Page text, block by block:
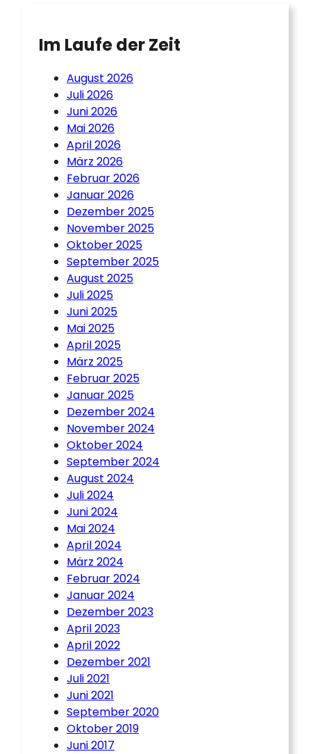
Im Laufe der Zeit
August 2026
Juli 2026
Juni 2026
Mai 2026
April 2026
März 2026
Februar 2026
Januar 2026
Dezember 2025
November 2025
Oktober 2025
September 2025
August 2025
Juli 2025
Juni 2025
Mai 2025
April 2025
März 2025
Februar 2025
Januar 2025
Dezember 2024
November 2024
Oktober 2024
September 2024
August 2024
Juli 2024
Juni 2024
Mai 2024
April 2024
März 2024
Februar 2024
Januar 2024
Dezember 2023
April 2023
April 2022
Dezember 2021
Juli 2021
Juni 2021
September 2020
Oktober 2019
Juni 2017